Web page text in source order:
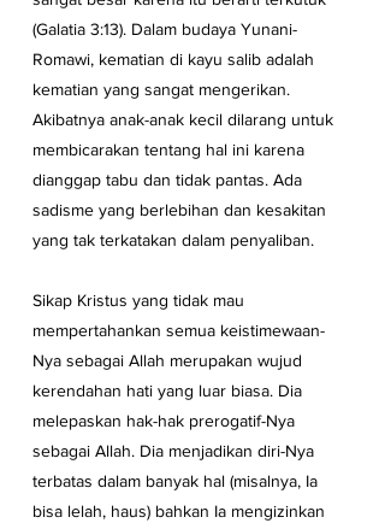
(Galatia 3:13). Dalam budaya Yunani-
Romawi, kematian di kayu salib adalah
kematian yang sangat mengerikan.
Akibatnya anak-anak kecil dilarang untuk
membicarakan tentang hal ini karena
dianggap tabu dan tidak pantas. Ada
sadisme yang berlebihan dan kesakitan
yang tak terkatakan dalam penyaliban.
Sikap Kristus yang tidak mau
mempertahankan semua keistimewaan-
Nya sebagai Allah merupakan wujud
kerendahan hati yang luar biasa. Dia
melepaskan hak-hak prerogatif-Nya
sebagai Allah. Dia menjadikan diri-Nya
terbatas dalam banyak hal (misalnya, Ia
bisa lelah, haus) bahkan Ia mengizinkan